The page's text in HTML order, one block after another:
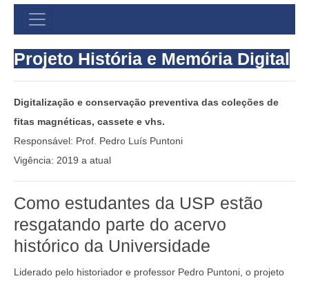
MAIN
MENU
Projeto História e Memória Digital
Digitalização e conservação preventiva das coleções de
fitas magnéticas, cassete e vhs.
Responsável: Prof. Pedro Luís Puntoni
Vigência: 2019 a atual
Como estudantes da USP estão
resgatando parte do acervo
histórico da Universidade
Liderado pelo historiador e professor Pedro Puntoni, o projeto